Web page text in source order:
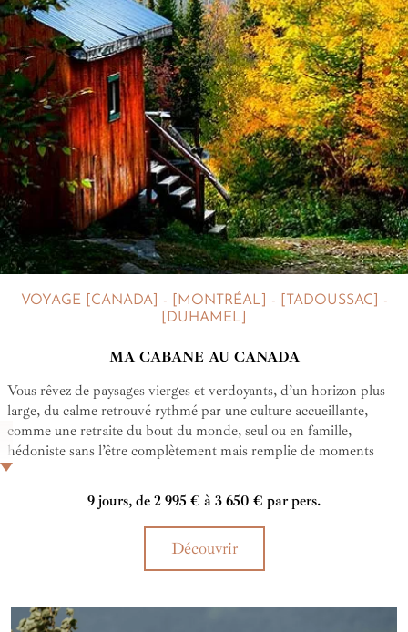
VOYAGE [CANADA] - [MONTRÉAL] - [TADOUSSAC] -
[DUHAMEL]
MA CABANE AU CANADA
Vous rêvez de paysages vierges et verdoyants, d’un horizon plus
large, du calme retrouvé rythmé par une culture accueillante,
comme une retraite du bout du monde, seul ou en famille,
hédoniste sans l’être complètement mais remplie de moments
suspendus, libres et hors du temps ? Ici commence votre voyage
"into the wild" !
9 jours, de 2 995 € à 3 650 € par pers.
Découvrir